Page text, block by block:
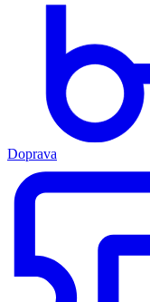
Doprava